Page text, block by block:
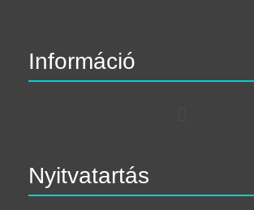
Információ
Nyitvatartás